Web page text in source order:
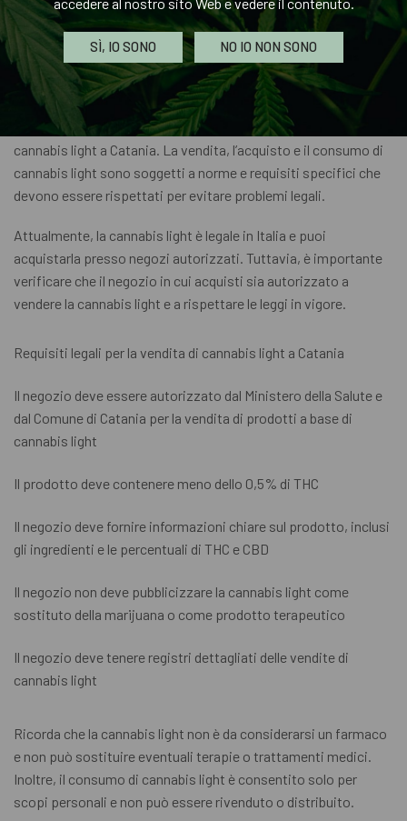
SÌ, IO SONO NO IO NON SONO
Assicurati di acquistare la Cannabis Light solo da fornitori
autorizzati e di consumarla in modo responsabile, seguendo
sempre le leggi vigenti.
Legalità cannabis light Catania
È importante conoscere le leggi e i regolamenti riguardanti la
cannabis light a Catania. La vendita, l’acquisto e il consumo di
cannabis light sono soggetti a norme e requisiti specifici che
devono essere rispettati per evitare problemi legali.
Attualmente, la cannabis light è legale in Italia e puoi
acquistarla presso negozi autorizzati. Tuttavia, è importante
verificare che il negozio in cui acquisti sia autorizzato a
vendere la cannabis light e a rispettare le leggi in vigore.
Requisiti legali per la vendita di cannabis light a Catania
Il negozio deve essere autorizzato dal Ministero della Salute e
dal Comune di Catania per la vendita di prodotti a base di
cannabis light
Il prodotto deve contenere meno dello 0,5% di THC
Il negozio deve fornire informazioni chiare sul prodotto, inclusi
gli ingredienti e le percentuali di THC e CBD
Il negozio non deve pubblicizzare la cannabis light come
sostituto della marijuana o come prodotto terapeutico
Il negozio deve tenere registri dettagliati delle vendite di
cannabis light
Ricorda che la cannabis light non è da considerarsi un farmaco
e non può sostituire eventuali terapie o trattamenti medici.
Inoltre, il consumo di cannabis light è consentito solo per
scopi personali e non può essere rivenduto o distribuito.